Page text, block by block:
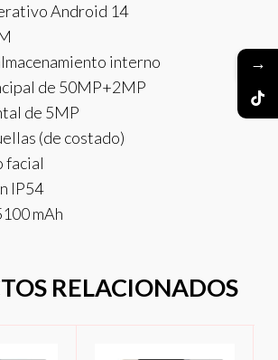
Android 14
interno
de 50MP+2MP
de 5MP
(de costado)
facial
IP54
mAh
RELACIONADOS
→